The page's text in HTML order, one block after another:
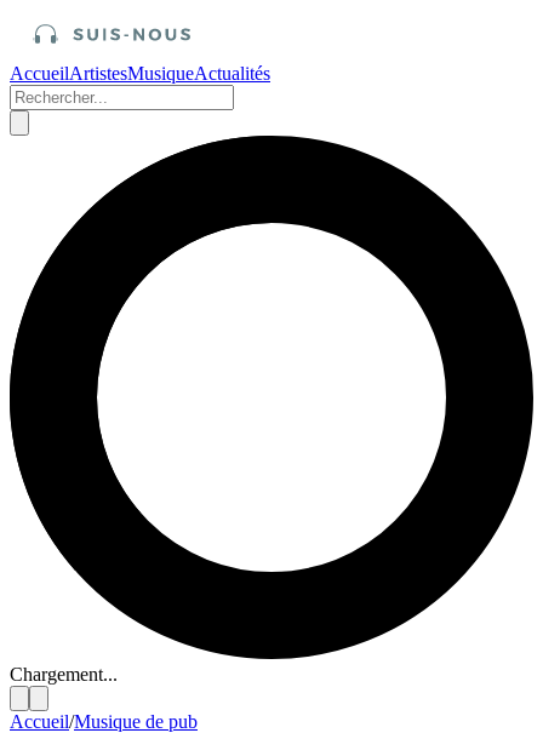
AccueilArtistesMusiqueActualités
Chargement...
Accueil/Musique de pub